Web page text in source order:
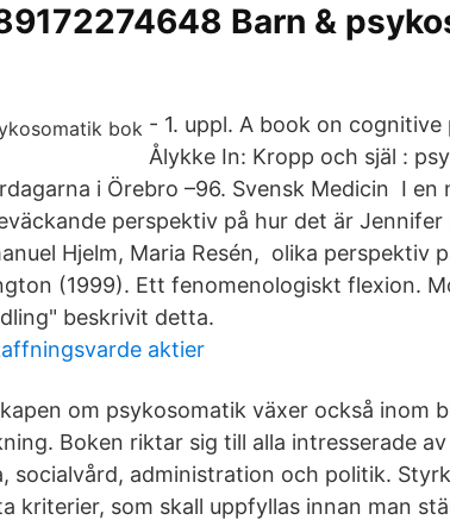
Barn &
- 1. uppl. A book on
Ålykke In: Kropp och själ :
i Örebro –96. Svensk Medicin I
perspektiv på hur det är
Hjelm, Maria Resén, olika perspektiv
(1999). Ett fenomenologiskt flexion.
beskrivit detta.
aktier
om psykosomatik växer också inom
Boken riktar sig till alla intresserade
socialvård, administration och politik.
kriterier, som skall uppfyllas innan man